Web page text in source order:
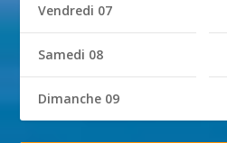
Vendredi 07
Samedi 08
Dimanche 09